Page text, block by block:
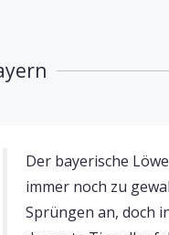
Der bayerische
immer noch zu
Sprüngen an, doch